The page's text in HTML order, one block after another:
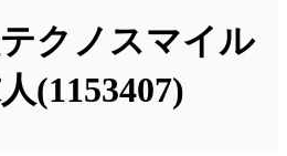
クノスマイル
(1153407)